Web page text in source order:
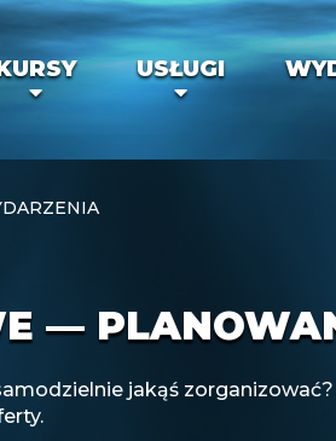
USŁUGI
—
jakąś